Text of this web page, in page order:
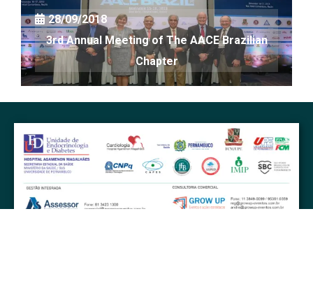
28/09/2018
3rd Annual Meeting of The AACE Brazilian
Chapter